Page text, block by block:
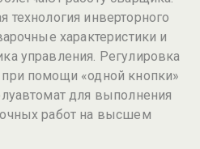
технология инверторного
характеристики и
управления. Регулировка
помощи «одной кнопки»
для выполнения
работ на высшем